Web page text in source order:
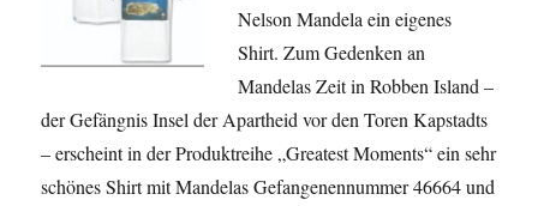
Nelson Mandela ein eigenes
Shirt. Zum Gedenken an
Mandelas Zeit in Robben Island –
der Gefängnis Insel der Apartheid vor den Toren Kapstadts
– erscheint in der Produktreihe „Greatest Moments“ ein sehr
schönes Shirt mit Mandelas Gefangenennummer 46664 und